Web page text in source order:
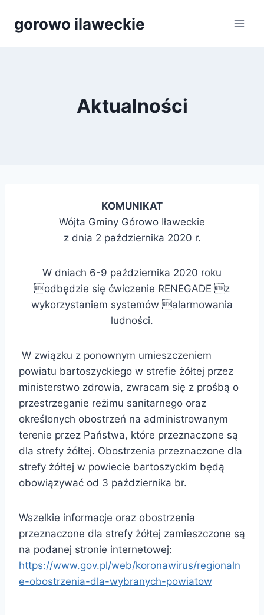
gorowo ilaweckie
Aktualności
KOMUNIKAT
Wójta Gminy Górowo Iławeckie
z dnia 2 października 2020 r.
W dniach 6-9 października 2020 roku
odbędzie się ćwiczenie RENEGADE z
wykorzystaniem systemów alarmowania
ludności.
W związku z ponownym umieszczeniem
powiatu bartoszyckiego w strefie żółtej przez
ministerstwo zdrowia, zwracam się z prośbą o
przestrzeganie reżimu sanitarnego oraz
określonych obostrzeń na administrowanym
terenie przez Państwa, które przeznaczone są
dla strefy żółtej. Obostrzenia przeznaczone dla
strefy żółtej w powiecie bartoszyckim będą
obowiązywać od 3 października br.
Wszelkie informacje oraz obostrzenia
przeznaczone dla strefy żółtej zamieszczone są
na podanej stronie internetowej:
https://www.gov.pl/web/koronawirus/regionaln
e-obostrzenia-dla-wybranych-powiatow